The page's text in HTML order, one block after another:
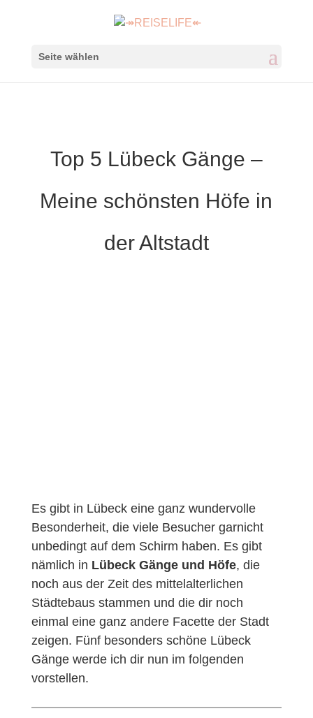
Seite wählen
Top 5 Lübeck Gänge –
Meine schönsten Höfe in
der Altstadt
Es gibt in Lübeck eine ganz wundervolle
Besonderheit, die viele Besucher garnicht
unbedingt auf dem Schirm haben. Es gibt
nämlich in Lübeck Gänge und Höfe, die
noch aus der Zeit des mittelalterlichen
Städtebaus stammen und die dir noch
einmal eine ganz andere Facette der Stadt
zeigen. Fünf besonders schöne Lübeck
Gänge werde ich dir nun im folgenden
vorstellen.